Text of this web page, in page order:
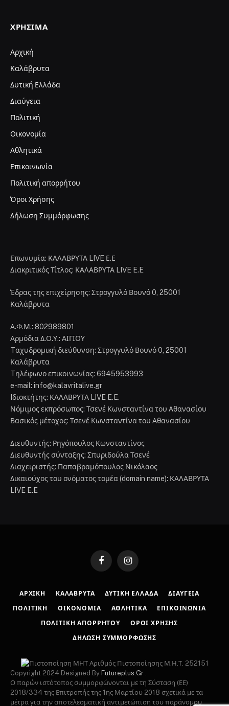
ΧΡΉΣΙΜΑ
Αρχική
Καλάβρυτα
Δυτική Ελλάδα
Διαύγεια
Πολιτική
Οικονομία
Αθλητικά
Επικοινωνία
Πολιτική απορρήτου
Όροι Χρήσης
Δήλωση Συμμόρφωσης
Επωνυμία: ΚΑΛΑΒΡΥΤΑ LIVE Ε.Ε
Διακριτικός Τίτλος: ΚΑΛΑΒΡΥΤΑ LIVE E.E
Έδρας της επιχείρησης: Στρογγυλό Βουνό 0, 25001
Καλάβρυτα
Α.Φ.Μ.: 802989801
Αρμόδια Δ.Ο.Υ.: ΑΙΓΙΟΥ
Tαχυδρομική διεύθυνση: Στρογγυλό Βουνό 0, 25001
Καλάβρυτα
Tηλέφωνο επικοινωνίας: 6945953993
e-mail: info@kalavritalive.gr
Iδιοκτήτης: ΚΑΛΑΒΡΥΤΑ LIVE E.E.
Νόμιμος εκπρόσωπος: Τσενέ Κωνσταντίνα του Αθανασίου
Βασικός μέτοχος: Τσενέ Κωνσταντίνα του Αθανασίου
Διευθυντής: Ρηγόπουλος Κωνσταντίνος
Διευθυντής σύνταξης: Σπυριδούλα Τσενέ
Διαχειριστής: Παπαβραμόπουλος Νικόλαος
Δικαιούχος του ονόματος τομέα (domain name): ΚΑΛΑΒΡΥΤΑ
LIVE E.E
FacebookInstagram
ΑΡΧΙΚΉ ΚΑΛΆΒΡΥΤΑ ΔΥΤΙΚΉ ΕΛΛΆΔΑ ΔΙΑΎΓΕΙΑ
ΠΟΛΙΤΙΚΉ ΟΙΚΟΝΟΜΊΑ ΑΘΛΗΤΙΚΆ ΕΠΙΚΟΙΝΩΝΊΑ
ΠΟΛΙΤΙΚΉ ΑΠΟΡΡΉΤΟΥ ΌΡΟΙ ΧΡΉΣΗΣ
ΔΉΛΩΣΗ ΣΥΜΜΌΡΦΩΣΗΣ
Αριθμός Πιστοποίησης Μ.Η.Τ. 252151
Copyright 2024 Designed By Futureplus.Gr .
Ο παρών ιστότοπος συμμορφώνονται με τη Σύσταση (ΕΕ)
2018/334 της Επιτροπής της 1ης Μαρτίου 2018 σχετικά με τα
μέτρα για την αποτελεσματική αντιμετώπιση του παράνομου